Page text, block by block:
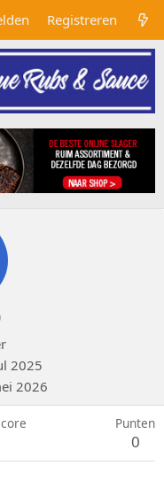
Registreren
2025
2026
Punten
0